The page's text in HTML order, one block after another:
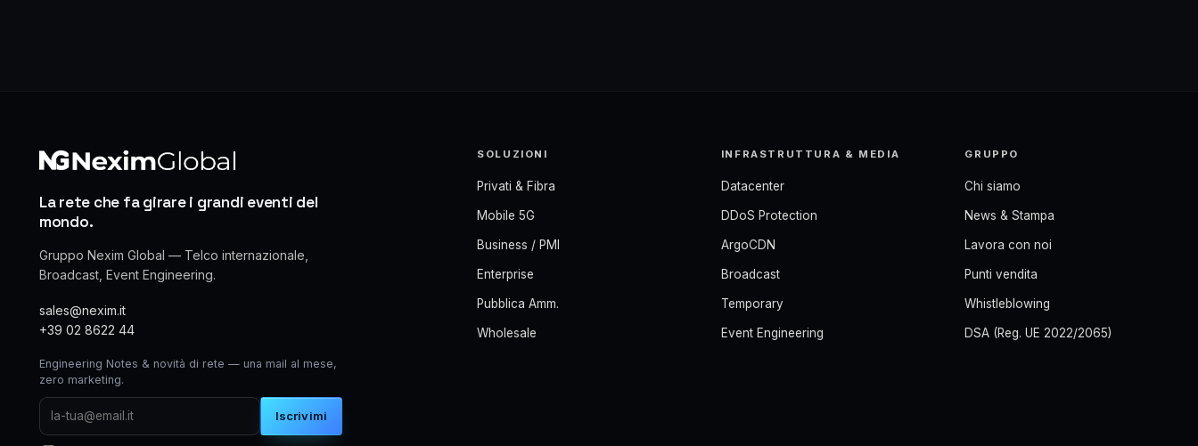
La rete che fa girare i grandi eventi del
mondo.
Gruppo Nexim Global — Telco internazionale,
Broadcast, Event Engineering.
sales@nexim.it
+39 02 8622 44
Engineering Notes & novità di rete — una mail al mese,
zero marketing.
Iscrivimi
SOLUZIONI
Privati & Fibra
Mobile 5G
Business / PMI
Enterprise
Pubblica Amm.
Wholesale
INFRASTRUTTURA & MEDIA
Datacenter
DDoS Protection
ArgoCDN
Broadcast
Temporary
Event Engineering
GRUPPO
Chi siamo
News & Stampa
Lavora con noi
Punti vendita
Whistleblowing
DSA (Reg. UE 2022/2065)